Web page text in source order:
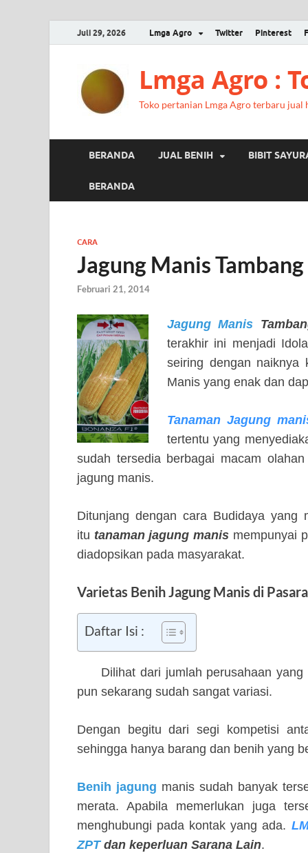
Juli 29, 2026 Lmga Agro Twitter Pinterest
Lmga Agro :
Toko pertanian Lmga Agro terbaru
BERANDA JUAL BENIH BIBIT
BERANDA
CARA
Jagung Manis
Februari 21, 2014
Jagung Manis
terakhir ini menjadi
seiring dengan naiknya
Manis yang enak dan
Tanaman Jagung
tertentu yang
sudah tersedia berbagai macam
jagung manis.
Ditunjang dengan cara Budidaya
itu tanaman jagung manis mempunyai
diadopsikan pada masyarakat.
Varietas Benih Jagung Manis di
Daftar Isi :
Dilihat dari jumlah perusahaan yang
pun sekarang sudah sangat variasi.
Dengan begitu dari segi kompetisi
sehingga hanya barang dan benih yang
Benih jagung manis sudah banyak
merata. Apabila memerlukan juga
menghubungi pada kontak yang ada.
ZPTdan keperluan Sarana Lain.